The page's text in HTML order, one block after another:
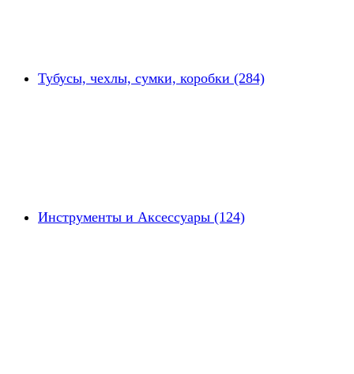
Тубусы, чехлы, сумки, коробки (284)
Инструменты и Аксессуары (124)